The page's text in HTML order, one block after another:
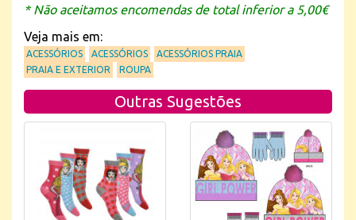
* Não aceitamos encomendas de total inferior a 5,00€
Veja mais em:
ACESSÓRIOS ACESSÓRIOS
ACESSÓRIOS PRAIA
PRAIA E EXTERIOR
ROUPA
Outras Sugestões